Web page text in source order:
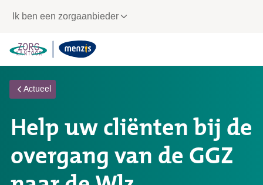
voor
navigatie
Ik ben een zorgaanbieder
Actueel
Help uw cliënten bij de
overgang van de GGZ